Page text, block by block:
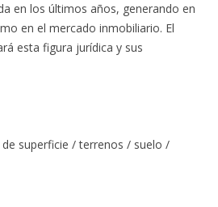
en los últimos años, generando en
en el mercado inmobiliario. El
esta figura jurídica y sus
superficie / terrenos / suelo /